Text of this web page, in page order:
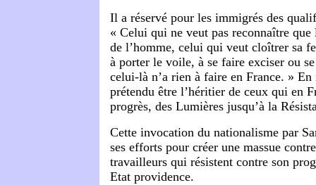
Il a réservé pour les immigrés des
« Celui qui ne veut pas reconnaître que
de l’homme, celui qui veut cloîtrer sa
à porter le voile, à se faire exciser ou
celui-là n’a rien à faire en France. »
prétendu être l’héritier de ceux qui en
progrès, des Lumières jusqu’à la
Cette invocation du nationalisme par
ses efforts pour créer une massue
travailleurs qui résistent contre son
Etat providence.